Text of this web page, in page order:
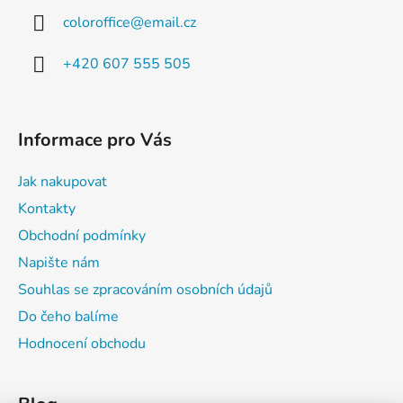
coloroffice@email.cz
+420 607 555 505
Informace pro Vás
Jak nakupovat
Kontakty
Obchodní podmínky
Napište nám
Souhlas se zpracováním osobních údajů
Do čeho balíme
Hodnocení obchodu